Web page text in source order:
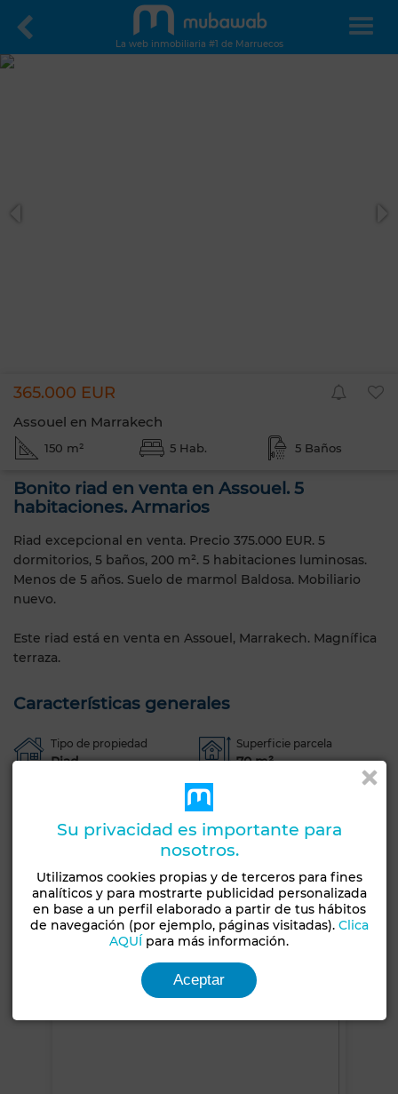
La web inmobiliaria #1 de Marruecos
365.000 EUR
Assouel en Marrakech
150 m² 5 Hab. 5 Baños
Bonito riad en venta en Assouel. 5
habitaciones. Armarios
Riad excepcional en venta. Precio 375.000 EUR. 5
dormitorios, 5 baños, 200 m². 5 habitaciones luminosas.
Menos de 5 años. Suelo de marmol Baldosa. Mobiliario
nuevo.
Este riad está en venta en Assouel, Marrakech. Magnífica
terraza.
Características generales
Tipo de propiedad
Riad
Superficie parcela
70 m²
habitable
antigüedad
Baldosa 2
Terraza Amueblado
Su privacidad es importante para
nosotros.
Utilizamos cookies propias y de terceros para fines
analíticos y para mostrarte publicidad personalizada
en base a un perfil elaborado a partir de tus hábitos
de navegación (por ejemplo, páginas visitadas). Clica
AQUÍ para más información.
Aceptar